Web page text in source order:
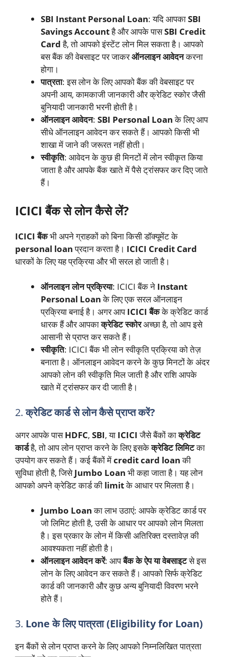
SBI Instant Personal Loan: यदि आपकाSBI
Savings Accountहै और आपके पासSBI Credit
Cardहै, तो आपको इंस्टेंट लोन मिल सकता है। आपको
बस बैंक की वेबसाइट पर जाकरऑनलाइन आवेदनकरना
होगा।
पात्रता: इस लोन के लिए आपको बैंक की वेबसाइट पर
अपनी आय, कामकाजी जानकारी और क्रेडिट स्कोर जैसी
बुनियादी जानकारी भरनी होती है।
ऑनलाइन आवेदन: SBI Personal Loanके लिए आप
सीधे ऑनलाइन आवेदन कर सकते हैं। आपको किसी भी
शाखा में जाने की जरूरत नहीं होती।
स्वीकृति: आवेदन के कुछ ही मिनटों में लोन स्वीकृत किया
जाता है और आपके बैंक खाते में पैसे ट्रांसफर कर दिए जाते
हैं।
ICICI बैंक से लोन कैसे लें?
ICICI बैंकभी अपने ग्राहकों को बिना किसी डॉक्यूमेंट के
personal loanप्रदान करता है। ICICI Credit Card
धारकों के लिए यह प्रक्रिया और भी सरल हो जाती है।
ऑनलाइन लोन प्रक्रिया: ICICI बैंक ने Instant
Personal Loanके लिए एक सरल ऑनलाइन
प्रक्रिया बनाई है। अगर आपICICI बैंकके क्रेडिट कार्ड
धारक हैं और आपकाक्रेडिट स्कोरअच्छा है, तो आप इसे
आसानी से प्राप्त कर सकते हैं।
स्वीकृति: ICICI बैंक भी लोन स्वीकृति प्रक्रिया को तेज़
बनाता है। ऑनलाइन आवेदन करने के कुछ मिनटों के अंदर
आपको लोन की स्वीकृति मिल जाती है और राशि आपके
खाते में ट्रांसफर कर दी जाती है।
2.क्रेडिट कार्ड से लोन कैसे प्राप्त करें?
अगर आपके पासHDFC, SBI, या ICICI जैसे बैंकों काक्रेडिट
कार्डहै, तो आप लोन प्राप्त करने के लिए इसकेक्रेडिट लिमिटका
उपयोग कर सकते हैं। कई बैंकों मेंcredit card loanकी
सुविधा होती है, जिसेJumbo Loan भी कहा जाता है। यह लोन
आपको अपने क्रेडिट कार्ड की limitके आधार पर मिलता है।
Jumbo Loanका लाभ उठाएं: आपके क्रेडिट कार्ड पर
जो लिमिट होती है, उसी के आधार पर आपको लोन मिलता
है। इस प्रकार के लोन में किसी अतिरिक्त दस्तावेज़ की
आवश्यकता नहीं होती है।
ऑनलाइन आवेदन करें: आपबैंक के ऐप या वेबसाइटसे इस
लोन के लिए आवेदन कर सकते हैं। आपको सिर्फ क्रेडिट
कार्ड की जानकारी और कुछ अन्य बुनियादी विवरण भरने
होते हैं।
3. Lone के लिए पात्रता (Eligibility for Loan)
इन बैंकों से लोन प्राप्त करने के लिए आपको निम्नलिखित पात्रता